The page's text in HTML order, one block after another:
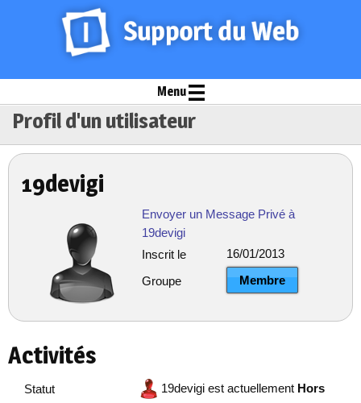
Menu
Profil d'un utilisateur
19devigi
Envoyer un Message Privé à
19devigi
Inscrit le
16/01/2013
Groupe Membre
Activités
Statut 19devigi est actuellement Hors